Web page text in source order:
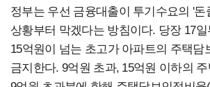
정부는 우선 금융대출이 투기수요의 '돈
상황부터 막겠다는 방침이다. 당장 17일
15억원이 넘는 초고가 아파트의 주택담
금지한다. 9억원 초과, 15억원 이하의